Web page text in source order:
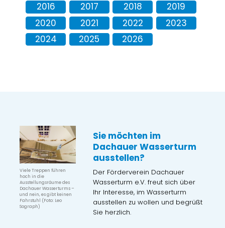
2016
2017 2018
2019
2020
2021 2022
2023
2024
2025 2026
Viele Treppen führen
hoch in die
Ausstellungsräume des
Dachauer Wasserturms –
und nein, es gibt keinen
Fahrstuhl (Foto: Leo
Sograph)
Sie möchten im
Dachauer Wasserturm
ausstellen?
Der Förderverein Dachauer
Wasserturm e.V. freut sich über
Ihr Interesse, im Wasserturm
ausstellen zu wollen und begrüßt
Sie herzlich.